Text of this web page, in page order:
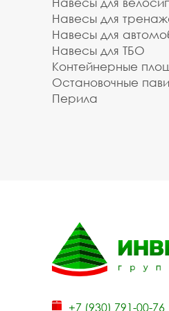
Навесы для
Навесы для
Навесы для ТБО
Контейнерные
Остановочные
Перила
+7 (930) 791-00-76